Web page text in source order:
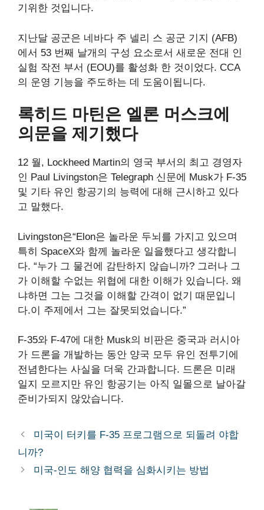
기위한 것입니다.
지난달 공군은 네바다 주 넬리 스 공군 기지 (AFB)
에서 53 번째 날개의 구성 요소로서 새로운 전대 인
실험 작전 부서 (EOU)를 활성화 한 것이었다. CCA
의 운영 기능을 주도하는 데 도움이됩니다.
록히드 마틴은 엘론 머스크에
의문을 제기했다
12 월, Lockheed Martin의 영국 부서의 최고 경영자
인 Paul Livingston은 Telegraph 신문에 Musk가 F-35
및 기타 유인 항공기의 능력에 대해 근시하고 있다
고 말했다.
Livingston은“Elon은 놀라운 두뇌를 가지고 있으며
특히 SpaceX와 함께 놀라운 일을했다고 생각합니
다. “누가 그 물건에 감탄하지 않습니까? 그러나 그
가 이해할 수없는 위협에 대한 이해가 있습니다. 왜
냐하면 그는 그것을 이해할 간격이 없기 때문입니
다.이 주제에서 그는 잘못되었습니다.”
F-35와 F-47에 대한 Musk의 비판은 중국과 러시아
가 드론을 개발하는 동안 양국 모두 유인 전투기에
전념한다는 사실을 더욱 간과합니다. 드론은 미래
일지 모르지만 유인 항공기는 아직 일몰으로 날아갈
준비가되지 않았습니다.
미국이 터키를 F-35 프로그램으로 되돌려 야합
니까?
미국-인도 해양 협력을 심화시키는 방법